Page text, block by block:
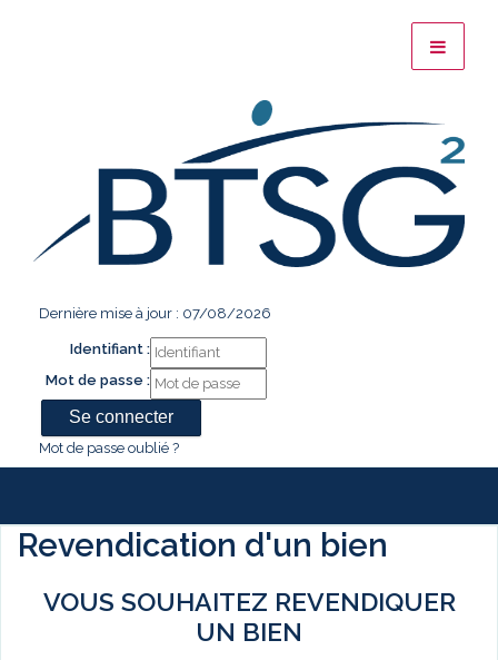
Dernière mise à jour : 07/08/2026
Identifiant :
Mot de passe :
Mot de passe oublié ?
Revendication d'un bien
VOUS SOUHAITEZ REVENDIQUER
UN BIEN